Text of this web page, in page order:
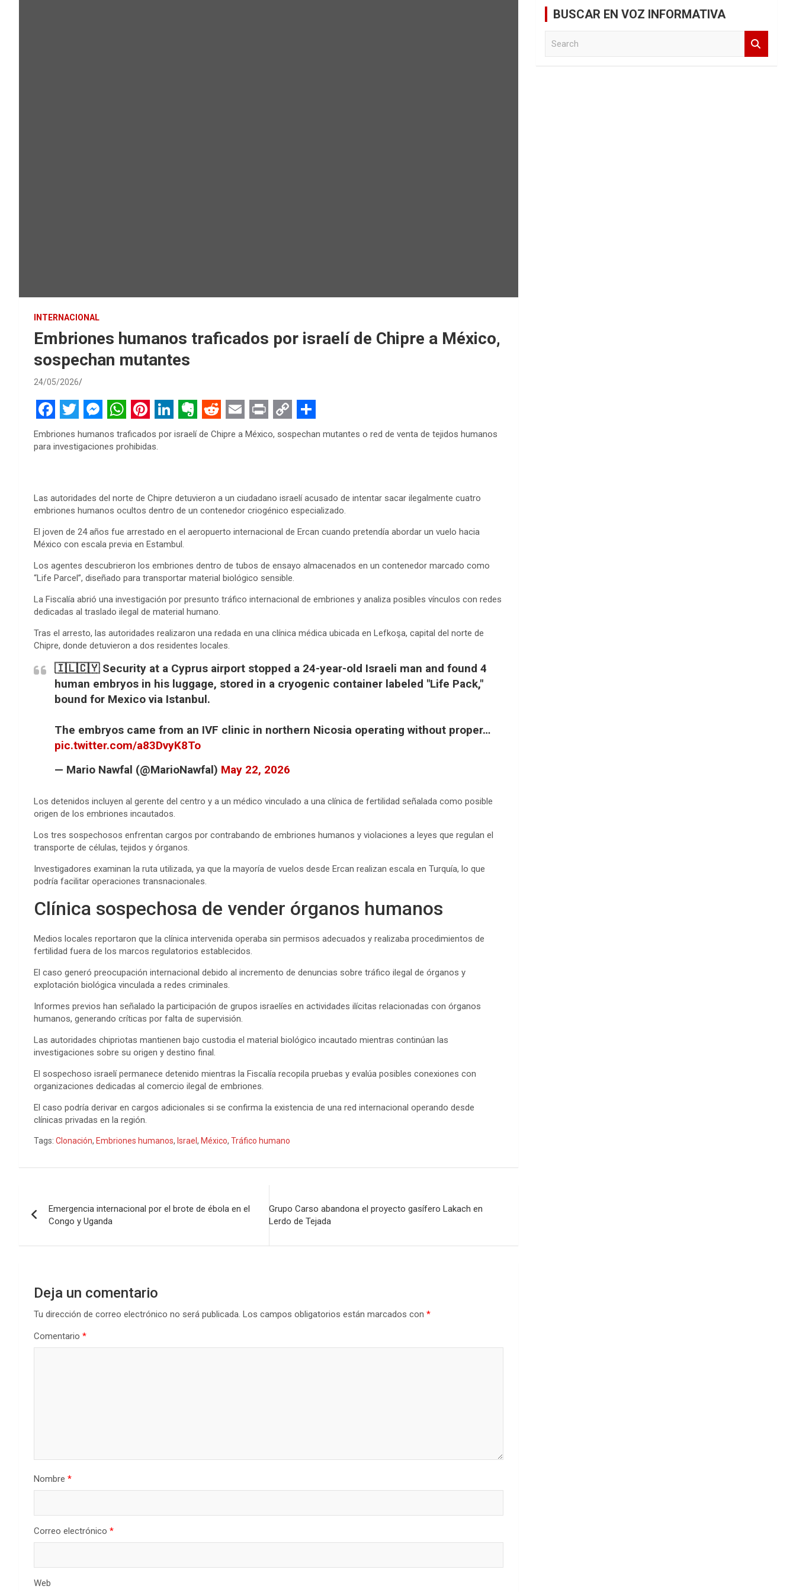
INTERNACIONAL
Embriones humanos traficados por israelí de Chipre a México,
sospechan mutantes
24/05/2026
F
a
b
o
o
k
T
w
t
e
r
M
e
e
n
g
e
r
W
h
s
A
p
p
P
i
e
e
s
t
L
i
e
d
I
n
E
n
o
t
e
R
i
E
l
P
t
C
L
n
k
S
e
Embriones humanos traficados por israelí de Chipre a México, sospechan mutantes o red de venta de tejidos humanos
para investigaciones prohibidas.
Las autoridades del norte de Chipre detuvieron a un ciudadano israelí acusado de intentar sacar ilegalmente cuatro
embriones humanos ocultos dentro de un contenedor criogénico especializado.
El joven de 24 años fue arrestado en el aeropuerto internacional de Ercan cuando pretendía abordar un vuelo hacia
México con escala previa en Estambul.
Los agentes descubrieron los embriones dentro de tubos de ensayo almacenados en un contenedor marcado como
“Life Parcel”, diseñado para transportar material biológico sensible.
La Fiscalía abrió una investigación por presunto tráfico internacional de embriones y analiza posibles vínculos con redes
dedicadas al traslado ilegal de material humano.
Tras el arresto, las autoridades realizaron una redada en una clínica médica ubicada en Lefkoşa, capital del norte de
Chipre, donde detuvieron a dos residentes locales.
🇮🇱🇨🇾 Security at a Cyprus airport stopped a 24-year-old Israeli man and found 4
human embryos in his luggage, stored in a cryogenic container labeled "Life Pack,"
bound for Mexico via Istanbul.
The embryos came from an IVF clinic in northern Nicosia operating without proper…
pic.twitter.com/a83DvyK8To
— Mario Nawfal (@MarioNawfal) May 22, 2026
Los detenidos incluyen al gerente del centro y a un médico vinculado a una clínica de fertilidad señalada como posible
origen de los embriones incautados.
Los tres sospechosos enfrentan cargos por contrabando de embriones humanos y violaciones a leyes que regulan el
transporte de células, tejidos y órganos.
Investigadores examinan la ruta utilizada, ya que la mayoría de vuelos desde Ercan realizan escala en Turquía, lo que
podría facilitar operaciones transnacionales.
Clínica sospechosa de vender órganos humanos
Medios locales reportaron que la clínica intervenida operaba sin permisos adecuados y realizaba procedimientos de
fertilidad fuera de los marcos regulatorios establecidos.
El caso generó preocupación internacional debido al incremento de denuncias sobre tráfico ilegal de órganos y
explotación biológica vinculada a redes criminales.
Informes previos han señalado la participación de grupos israelíes en actividades ilícitas relacionadas con órganos
humanos, generando críticas por falta de supervisión.
Las autoridades chipriotas mantienen bajo custodia el material biológico incautado mientras continúan las
investigaciones sobre su origen y destino final.
El sospechoso israelí permanece detenido mientras la Fiscalía recopila pruebas y evalúa posibles conexiones con
organizaciones dedicadas al comercio ilegal de embriones.
El caso podría derivar en cargos adicionales si se confirma la existencia de una red internacional operando desde
clínicas privadas en la región.
Tags: Clonación, Embriones humanos, Israel , México, Tráfico humano
de
entradas
Emergencia internacional por el brote de ébola en el
Congo y Uganda
Grupo Carso abandona el proyecto gasífero Lakach en
Lerdo de Tejada
Deja un comentario
Tu dirección de correo electrónico no será publicada. Los campos obligatorios están marcados con *
Comentario *
Nombre *
Correo electrónico *
Web
BUSCAR EN VOZ INFORMATIVA